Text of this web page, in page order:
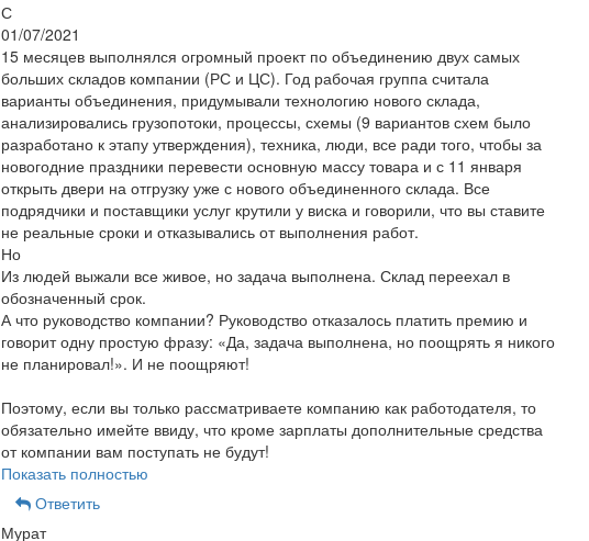
С
01/07/2021
15 месяцев выполнялся огромный проект по объединению двух самых
больших складов компании (РС и ЦС). Год рабочая группа считала
варианты объединения, придумывали технологию нового склада,
анализировались грузопотоки, процессы, схемы (9 вариантов схем было
разработано к этапу утверждения), техника, люди, все ради того, чтобы за
новогодние праздники перевести основную массу товара и с 11 января
открыть двери на отгрузку уже с нового объединенного склада. Все
подрядчики и поставщики услуг крутили у виска и говорили, что вы ставите
не реальные сроки и отказывались от выполнения работ.
Но
Из людей выжали все живое, но задача выполнена. Склад переехал в
обозначенный срок.
А что руководство компании? Руководство отказалось платить премию и
говорит одну простую фразу: «Да, задача выполнена, но поощрять я никого
не планировал!». И не поощряют!
Поэтому, если вы только рассматриваете компанию как работодателя, то
обязательно имейте ввиду, что кроме зарплаты дополнительные средства
от компании вам поступать не будут!
Показать полностью
Ответить
Мурат